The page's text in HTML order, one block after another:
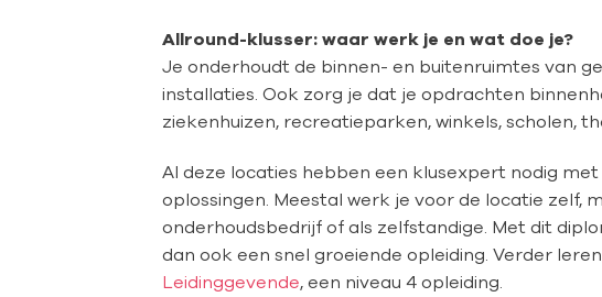
Allround-klusser: waar werk je en wat doe je?
Je onderhoudt de binnen- en buitenruimtes van
installaties. Ook zorg je dat je opdrachten
ziekenhuizen, recreatieparken, winkels, scholen,
Al deze locaties hebben een klusexpert nodig
oplossingen. Meestal werk je voor de locatie zelf,
onderhoudsbedrijf of als zelfstandige. Met dit
dan ook een snel groeiende opleiding. Verder
Leidinggevende, een niveau 4 opleiding.